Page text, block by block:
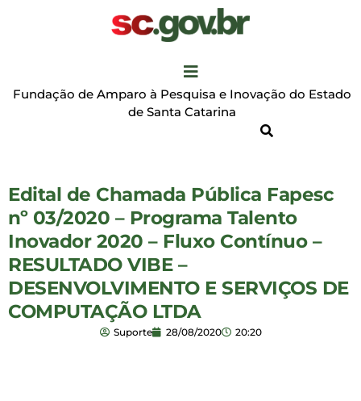
Fundação de Amparo à Pesquisa e Inovação do Estado
de Santa Catarina
Edital de Chamada Pública Fapesc
nº 03/2020 – Programa Talento
Inovador 2020 – Fluxo Contínuo –
RESULTADO VIBE –
DESENVOLVIMENTO E SERVIÇOS DE
COMPUTAÇÃO LTDA
Suporte 28/08/2020 20:20